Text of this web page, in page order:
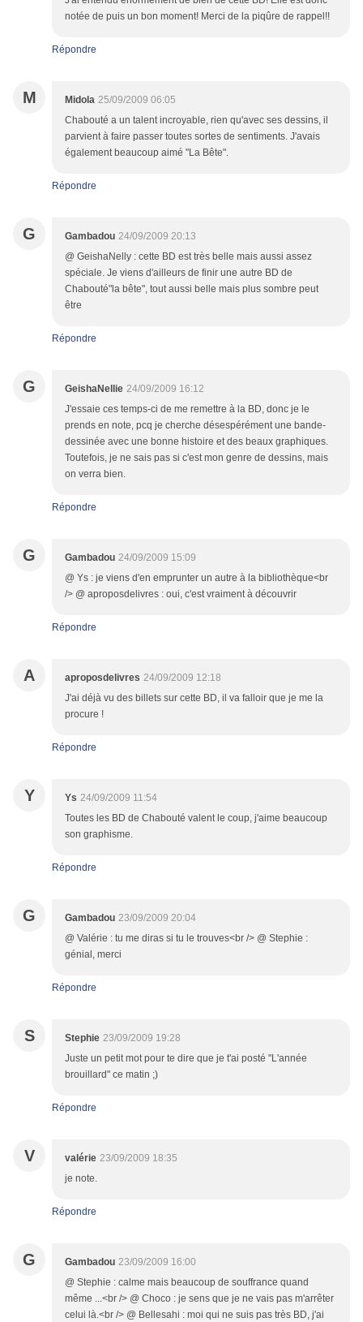
notée de puis un bon moment! Merci de la piqûre de rappel!!
Répondre
M Midola 25/09/2009 06:05
Chabouté a un talent incroyable, rien qu'avec ses dessins, il
parvient à faire passer toutes sortes de sentiments. J'avais
également beaucoup aimé "La Bête".
Répondre
G Gambadou 24/09/2009 20:13
@ GeishaNelly : cette BD est très belle mais aussi assez
spéciale. Je viens d'ailleurs de finir une autre BD de
Chabouté"la bête", tout aussi belle mais plus sombre peut
être
Répondre
G GeishaNellie 24/09/2009 16:12
J'essaie ces temps-ci de me remettre à la BD, donc je le
prends en note, pcq je cherche désespérément une bande-
dessinée avec une bonne histoire et des beaux graphiques.
Toutefois, je ne sais pas si c'est mon genre de dessins, mais
on verra bien.
Répondre
G Gambadou 24/09/2009 15:09
@ Ys : je viens d'en emprunter un autre à la bibliothèque<br
/> @ aproposdelivres : oui, c'est vraiment à découvrir
Répondre
A aproposdelivres 24/09/2009 12:18
J'ai déjà vu des billets sur cette BD, il va falloir que je me la
procure !
Répondre
Y Ys 24/09/2009 11:54
Toutes les BD de Chabouté valent le coup, j'aime beaucoup
son graphisme.
Répondre
G Gambadou 23/09/2009 20:04
@ Valérie : tu me diras si tu le trouves<br /> @ Stephie :
génial, merci
Répondre
S Stephie 23/09/2009 19:28
Juste un petit mot pour te dire que je t'ai posté "L'année
brouillard" ce matin ;)
Répondre
V valérie 23/09/2009 18:35
je note.
Répondre
G Gambadou 23/09/2009 16:00
@ Stephie : calme mais beaucoup de souffrance quand
même ...<br /> @ Choco : je sens que je ne vais pas m'arrêter
celui là.<br /> @ Bellesahi : moi qui ne suis pas très BD, j'ai